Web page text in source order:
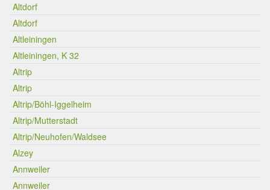
Altdorf
Altdorf
Altleiningen
Altleiningen, K 32
Altrip
Altrip
Altrip/Böhl-Iggelheim
Altrip/Mutterstadt
Altrip/Neuhofen/Waldsee
Alzey
Annweiler
Annweiler